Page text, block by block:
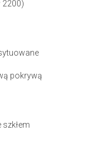
2200)
pokrywą